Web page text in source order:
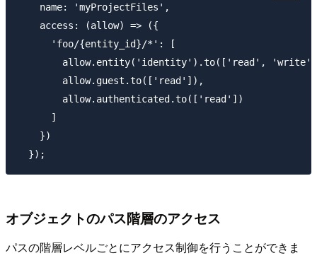
    name: 'myProjectFiles',
    access: (allow) => ({
      'foo/{entity_id}/*': [
allow.entity('identity').to(['read',
        allow.guest.to(['read']),
        allow.authenticated.to(['read'])
      ]
    })
オブジェクトのパス階層のアクセス
パスの階層レベルごとにアクセス制御を行うことができま